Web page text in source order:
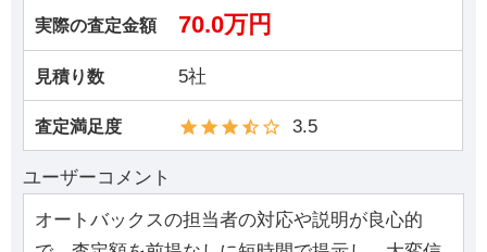
実際の査定金額 70.0万円
見積り数 5社
査定満足度 3.5
ユーザーコメント
オートバックスの担当者の対応や説明が良心的